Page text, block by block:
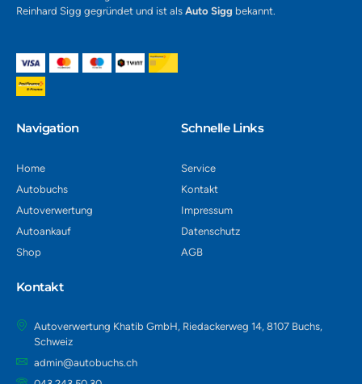
Reinhard Sigg gegründet und ist als Auto Sigg bekannt.
Navigation​
Home
Autobuchs
Autoverwertung
Autoankauf
Shop
Schnelle Links
Service
Kontakt
Impressum
Datenschutz
AGB
Kontakt
Autoverwertung Khatib GmbH, Riedackerweg 14, 8107 Buchs,
Schweiz
admin@autobuchs.ch